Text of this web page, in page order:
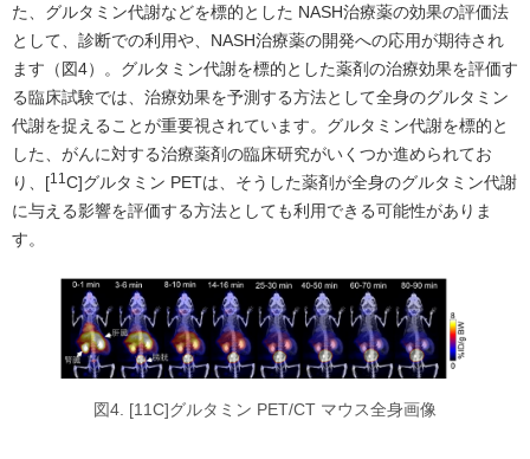
た、グルタミン代謝などを標的とした NASH治療薬の効果の評価法
として、診断での利用や、NASH治療薬の開発への応用が期待され
ます（図4）。グルタミン代謝を標的とした薬剤の治療効果を評価す
る臨床試験では、治療効果を予測する方法として全身のグルタミン
代謝を捉えることが重要視されています。グルタミン代謝を標的と
した、がんに対する治療薬剤の臨床研究がいくつか進められてお
り、[11 C]グルタミン PETは、そうした薬剤が全身のグルタミン代謝
に与える影響を評価する方法としても利用できる可能性がありま
す。
図4. [11C]グルタミン PET/CT マウス全身画像